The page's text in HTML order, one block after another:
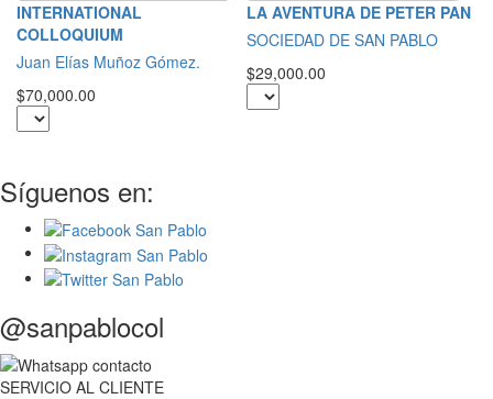
INTERNATIONAL
COLLOQUIUM
Juan Elías Muñoz Gómez.
$70,000.00
LA AVENTURA DE PETER PAN
SOCIEDAD DE SAN PABLO
$29,000.00
Síguenos en:
@sanpablocol
SERVICIO AL CLIENTE